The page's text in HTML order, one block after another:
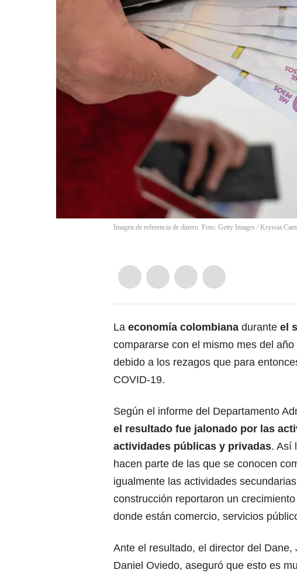
Imagen de referencia de dinero. Foto: Getty Images / Kryssia
La economía colombiana durante el
compararse con el mismo mes del
debido a los rezagos que para
COVID-19.
Según el informe del Departamento
el resultado fue jalonado por las
actividades públicas y privadas. Así
hacen parte de las que se conocen
igualmente las actividades
construcción reportaron un
donde están comercio, servicios
Ante el resultado, el director del Dane,
Daniel Oviedo, aseguró que esto es